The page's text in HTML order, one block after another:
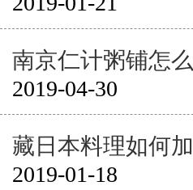
南京仁计粥铺怎
2019-04-30
藏日本料理如何
2019-01-18